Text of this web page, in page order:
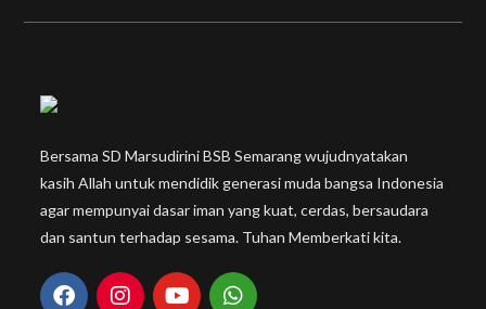
Bersama SD Marsudirini BSB Semarang wujudnyatakan
kasih Allah untuk mendidik generasi muda bangsa Indonesia
agar mempunyai dasar iman yang kuat, cerdas, bersaudara
dan santun terhadap sesama. Tuhan Memberkati kita.